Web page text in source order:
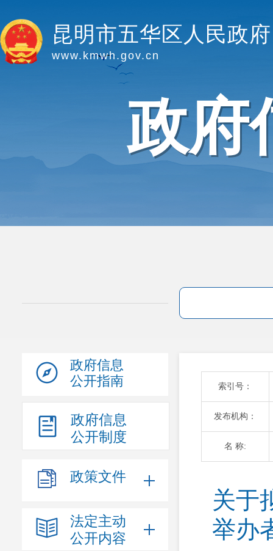
昆明市五华区人民政府
www.kmwh.gov.cn
政府
政府信息
公开指南
政府信息
公开制度
政策文件
法定主动
公开内容
索引号：
发布机构：
名 称:
关于
举办